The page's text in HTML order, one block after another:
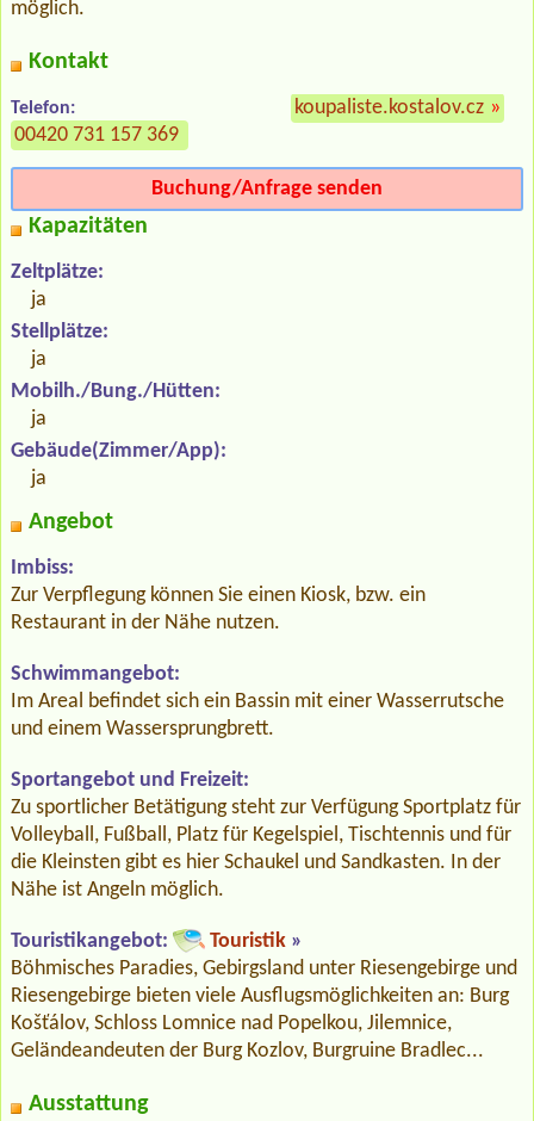
möglich.
Kontakt
Telefon:
00420 731 157 369
koupaliste.kostalov.cz »
Buchung/Anfrage senden
Kapazitäten
Zeltplätze:
ja
Stellplätze:
ja
Mobilh./Bung./Hütten:
ja
Gebäude(Zimmer/App):
ja
Angebot
Imbiss:
Zur Verpflegung können Sie einen Kiosk, bzw. ein
Restaurant in der Nähe nutzen.
Schwimmangebot:
Im Areal befindet sich ein Bassin mit einer Wasserrutsche
und einem Wassersprungbrett.
Sportangebot und Freizeit:
Zu sportlicher Betätigung steht zur Verfügung Sportplatz für
Volleyball, Fußball, Platz für Kegelspiel, Tischtennis und für
die Kleinsten gibt es hier Schaukel und Sandkasten. In der
Nähe ist Angeln möglich.
Touristikangebot: Touristik »
Böhmisches Paradies, Gebirgsland unter Riesengebirge und
Riesengebirge bieten viele Ausflugsmöglichkeiten an: Burg
Košťálov, Schloss Lomnice nad Popelkou, Jilemnice,
Geländeandeuten der Burg Kozlov, Burgruine Bradlec...
Ausstattung